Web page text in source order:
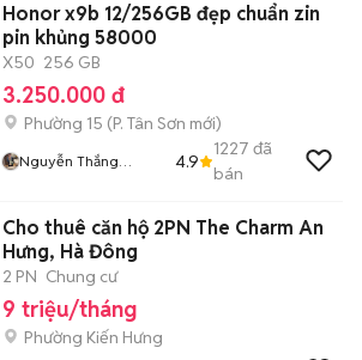
Honor x9b 12/256GB đẹp chuẩn zin
pin khủng 58000
X50 256 GB
3.250.000 đ
Phường 15 (P. Tân Sơn mới)
Nguyễn Thắng
4.9
1227 đã
bán
Cho thuê căn hộ 2PN The Charm An
Hưng, Hà Đông
2 PN Chung cư
9 triệu/tháng
Phường Kiến Hưng